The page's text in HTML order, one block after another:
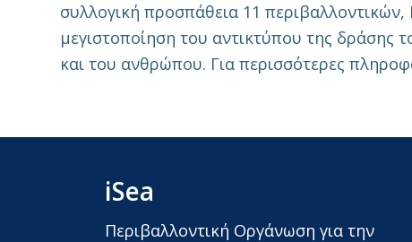
συλλογική προσπάθεια 11
μεγιστοποίηση του αντικτύπου της δράσης
και του ανθρώπου. Για περισσότερες
iSea
Περιβαλλοντική Οργάνωση για την